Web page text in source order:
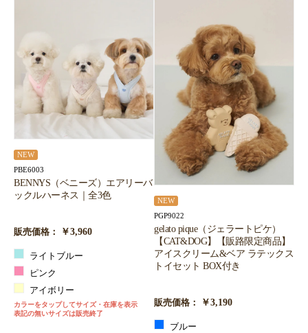
NEW
PBE6003
BENNYS（ベニーズ）エアリーバ
ックルハーネス｜全3色
販売価格： ￥3,960
ライトブルー
ピンク
アイボリー
カラーをタップしてサイズ・在庫を表示
表記の無いサイズは販売終了
NEW
PGP9022
gelato pique（ジェラートピケ）
【CAT&DOG】【販路限定商品】
アイスクリーム&ベア ラテックス
トイセット BOX付き
販売価格： ￥3,190
ブルー